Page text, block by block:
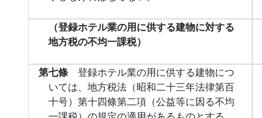
（登録ホテル業の用に供する建物に対する
地方税の不均一課税）
第七條 登録ホテル業の用に供する建物につ
いては、地方税法（昭和二十三年法律第百
十号）第十四條第二項（公益等に因る不均